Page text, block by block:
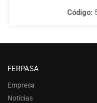
Código:
FERPASA
Empresa
Noticias